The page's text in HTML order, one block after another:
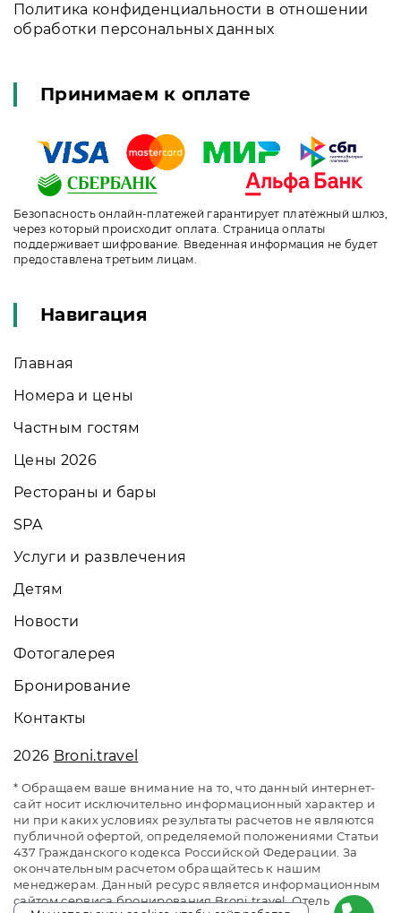
Политика конфиденциальности в отношении
обработки персональных данных
Принимаем к оплате
Безопасность онлайн-платежей гарантирует платёжный шлюз,
через который происходит оплата. Страница оплаты
поддерживает шифрование. Введенная информация не будет
предоставлена третьим лицам.
Навигация
Главная
Номера и цены
Частным гостям
Цены 2026
Рестораны и бары
SPA
Услуги и развлечения
Детям
Новости
Фотогалерея
Бронирование
Контакты
2026 Broni.travel
* Обращаем ваше внимание на то, что данный интернет-
сайт носит исключительно информационный характер и
ни при каких условиях результаты расчетов не являются
публичной офертой, определяемой положениями Статьи
437 Гражданского кодекса Российской Федерации. За
окончательным расчетом обращайтесь к нашим
менеджерам. Данный ресурс является информационным
сайтом сервиса бронирования Broni.travel. Отель